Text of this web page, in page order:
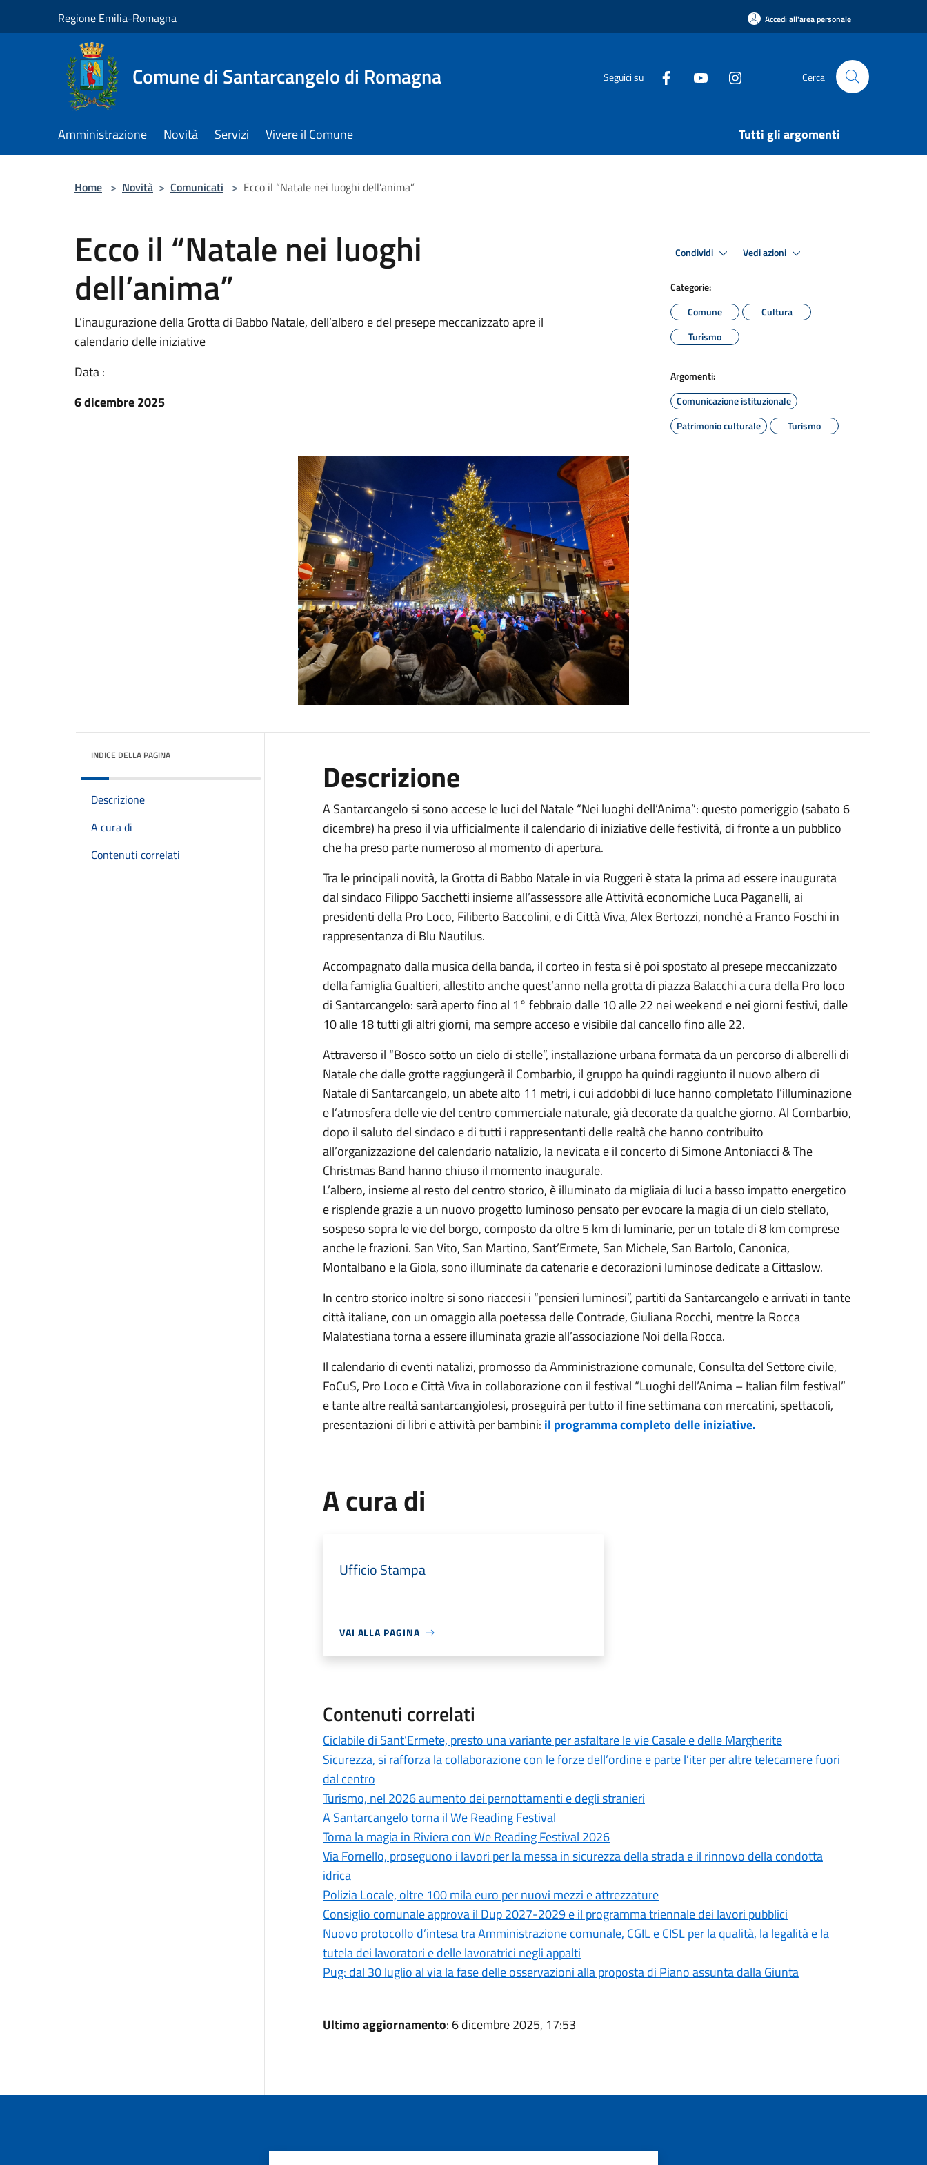
Regione Emilia-Romagna Accedi all'area personale
Comune di Santarcangelo di Romagna Seguici su Cerca
Amministrazione Novità Servizi Vivere il Comune Tutti gli argomenti
Home > Novità > Comunicati > Ecco il “Natale nei luoghi dell’anima”
Ecco il “Natale nei luoghi
dell’anima”
L’inaugurazione della Grotta di Babbo Natale, dell’albero e del presepe meccanizzato apre il
calendario delle iniziative
Data :
6 dicembre 2025
Condividi Vedi azioni
Categorie:
Comune
Cultura
Turismo
Argomenti:
Comunicazione istituzionale
Patrimonio culturale
Turismo
INDICE DELLA PAGINA
Descrizione
A cura di
Contenuti correlati
Descrizione
A Santarcangelo si sono accese le luci del Natale “Nei luoghi dell’Anima”: questo pomeriggio (sabato 6
dicembre) ha preso il via ufficialmente il calendario di iniziative delle festività, di fronte a un pubblico
che ha preso parte numeroso al momento di apertura.
Tra le principali novità, la Grotta di Babbo Natale in via Ruggeri è stata la prima ad essere inaugurata
dal sindaco Filippo Sacchetti insieme all’assessore alle Attività economiche Luca Paganelli, ai
presidenti della Pro Loco, Filiberto Baccolini, e di Città Viva, Alex Bertozzi, nonché a Franco Foschi in
rappresentanza di Blu Nautilus.
Accompagnato dalla musica della banda, il corteo in festa si è poi spostato al presepe meccanizzato
della famiglia Gualtieri, allestito anche quest’anno nella grotta di piazza Balacchi a cura della Pro loco
di Santarcangelo: sarà aperto fino al 1° febbraio dalle 10 alle 22 nei weekend e nei giorni festivi, dalle
10 alle 18 tutti gli altri giorni, ma sempre acceso e visibile dal cancello fino alle 22.
Attraverso il “Bosco sotto un cielo di stelle”, installazione urbana formata da un percorso di alberelli di
Natale che dalle grotte raggiungerà il Combarbio, il gruppo ha quindi raggiunto il nuovo albero di
Natale di Santarcangelo, un abete alto 11 metri, i cui addobbi di luce hanno completato l’illuminazione
e l’atmosfera delle vie del centro commerciale naturale, già decorate da qualche giorno. Al Combarbio,
dopo il saluto del sindaco e di tutti i rappresentanti delle realtà che hanno contribuito
all’organizzazione del calendario natalizio, la nevicata e il concerto di Simone Antoniacci & The
Christmas Band hanno chiuso il momento inaugurale.
L’albero, insieme al resto del centro storico, è illuminato da migliaia di luci a basso impatto energetico
e risplende grazie a un nuovo progetto luminoso pensato per evocare la magia di un cielo stellato,
sospeso sopra le vie del borgo, composto da oltre 5 km di luminarie, per un totale di 8 km comprese
anche le frazioni. San Vito, San Martino, Sant’Ermete, San Michele, San Bartolo, Canonica,
Montalbano e la Giola, sono illuminate da catenarie e decorazioni luminose dedicate a Cittaslow.
In centro storico inoltre si sono riaccesi i “pensieri luminosi”, partiti da Santarcangelo e arrivati in tante
città italiane, con un omaggio alla poetessa delle Contrade, Giuliana Rocchi, mentre la Rocca
Malatestiana torna a essere illuminata grazie all’associazione Noi della Rocca.
Il calendario di eventi natalizi, promosso da Amministrazione comunale, Consulta del Settore civile,
FoCuS, Pro Loco e Città Viva in collaborazione con il festival “Luoghi dell’Anima – Italian film festival”
e tante altre realtà santarcangiolesi, proseguirà per tutto il fine settimana con mercatini, spettacoli,
presentazioni di libri e attività per bambini: il programma completo delle iniziative.
A cura di
Ufficio Stampa
VAI ALLA PAGINA
Contenuti correlati
Ciclabile di Sant’Ermete, presto una variante per asfaltare le vie Casale e delle Margherite
Sicurezza, si rafforza la collaborazione con le forze dell’ordine e parte l’iter per altre telecamere fuori
dal centro
Turismo, nel 2026 aumento dei pernottamenti e degli stranieri
A Santarcangelo torna il We Reading Festival
Torna la magia in Riviera con We Reading Festival 2026
Via Fornello, proseguono i lavori per la messa in sicurezza della strada e il rinnovo della condotta
idrica
Polizia Locale, oltre 100 mila euro per nuovi mezzi e attrezzature
Consiglio comunale approva il Dup 2027-2029 e il programma triennale dei lavori pubblici
Nuovo protocollo d’intesa tra Amministrazione comunale, CGIL e CISL per la qualità, la legalità e la
tutela dei lavoratori e delle lavoratrici negli appalti
Pug: dal 30 luglio al via la fase delle osservazioni alla proposta di Piano assunta dalla Giunta
Ultimo aggiornamento: 6 dicembre 2025, 17:53